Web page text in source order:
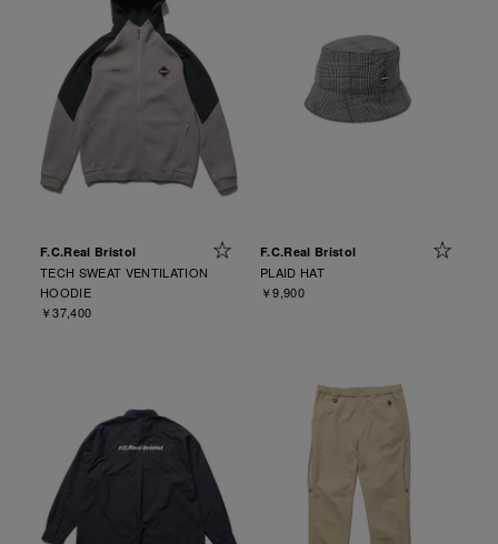
F.C.Real Bristol
TECH SWEAT VENTILATION
HOODIE
￥37,400
F.C.Real Bristol
PLAID HAT
￥9,900